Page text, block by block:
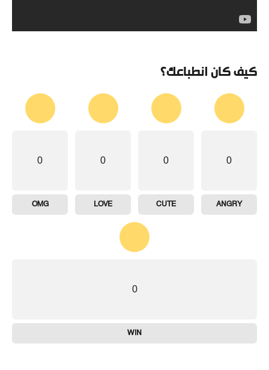
كيف كان انطباعك؟
0
ANGRY
0
CUTE
0
LOVE
0
OMG
0
WIN